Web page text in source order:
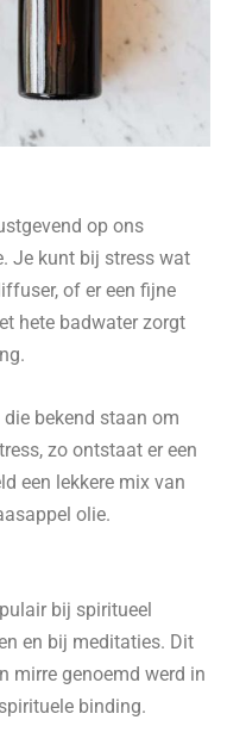
op ons
Je kunt bij stress wat
of er een fijne
hete badwater zorgt
bekend staan om
zo ontstaat er een
een lekkere mix van
olie.
bij spiritueel
en bij meditaties. Dit
mirre genoemd werd in
binding.